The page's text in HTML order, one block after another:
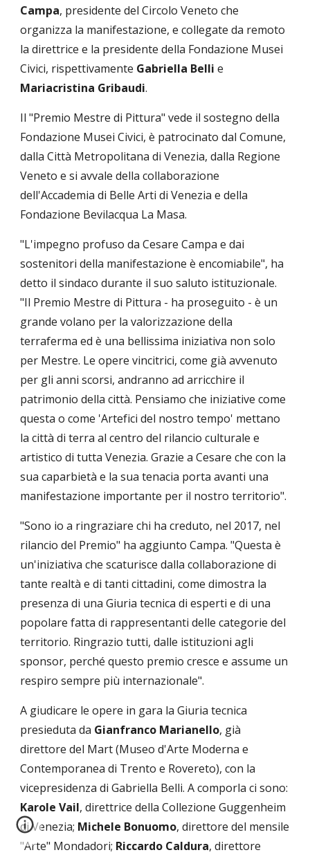
Campa, presidente del Circolo Veneto che
organizza la manifestazione, e collegate da remoto
la direttrice e la presidente della Fondazione Musei
Civici, rispettivamente Gabriella Belli
Mariacristina Gribaudi.
Il "Premio Mestre di Pittura" vede il sostegno della
Fondazione Musei Civici, è patrocinato dal Comune,
dalla Città Metropolitana di Venezia, dalla Regione
Veneto e si avvale della collaborazione
dell'Accademia di Belle Arti di Venezia e della
Fondazione Bevilacqua La Masa.
"L'impegno profuso da Cesare Campa e dai
sostenitori della manifestazione è encomiabile", ha
detto il sindaco durante il suo saluto istituzionale.
"Il Premio Mestre di Pittura - ha proseguito - è un
grande volano per la valorizzazione della
terraferma ed è una bellissima iniziativa non solo
per Mestre. Le opere vincitrici, come già avvenuto
per gli anni scorsi, andranno ad arricchire il
patrimonio della città. Pensiamo che iniziative come
questa o come 'Artefici del nostro tempo' mettano
la città di terra al centro del rilancio culturale e
artistico di tutta Venezia. Grazie a Cesare che con la
sua caparbietà e la sua tenacia porta avanti una
manifestazione importante per il nostro territorio".
"Sono io a ringraziare chi ha creduto, nel 2017, nel
rilancio del Premio" ha aggiunto Campa. "Questa è
un'iniziativa che scaturisce dalla collaborazione di
tante realtà e di tanti cittadini, come dimostra la
presenza di una Giuria tecnica di esperti e di una
popolare fatta di rappresentanti delle categorie del
territorio. Ringrazio tutti, dalle istituzioni agli
sponsor, perché questo premio cresce e assume un
respiro sempre più internazionale".
A giudicare le opere in gara la Giuria tecnica
presieduta da Gianfranco Marianello, già
direttore del Mart (Museo d'Arte Moderna e
Contemporanea di Trento e Rovereto), con la
Karole Vail, direttrice della Collezione Guggenheim
di Venezia; Michele Bonuomo, direttore del mensile
"Arte" Mondadori; Riccardo Caldura, direttore